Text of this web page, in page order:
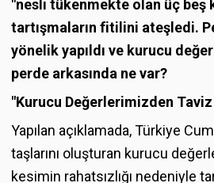
"nesli tükenmekte olan üç beş
tartışmaların fitilini ateşledi.
yönelik yapıldı ve kurucu
perde arkasında ne var?
"Kurucu Değerlerimizden
Yapılan açıklamada, Türkiye
taşlarını oluşturan kurucu
kesimin rahatsızlığı nedeniyle